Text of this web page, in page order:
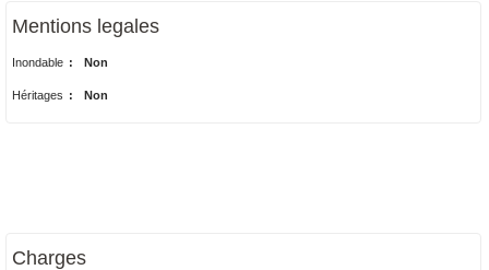
Mentions legales
Inondable : Non
Héritages : Non
Charges